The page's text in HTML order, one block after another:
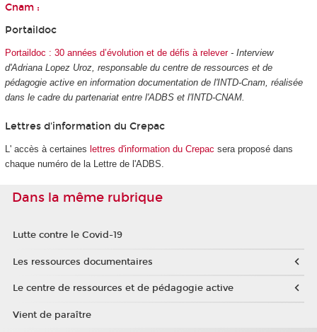
Cnam :
Portaildoc
Portaildoc : 30 années d’évolution et de défis à relever - Interview
d'Adriana Lopez Uroz, responsable du centre de ressources et de
pédagogie active en information documentation de l'INTD-Cnam, réalisée
dans le cadre du partenariat entre l'ADBS et l'INTD-CNAM.
Lettres d'information du Crepac
L' accès à certaines lettres d'information du Crepac sera proposé dans
chaque numéro de la Lettre de l'ADBS.
Dans la même rubrique
Lutte contre le Covid-19
Les ressources documentaires
Le centre de ressources et de pédagogie active
Vient de paraître